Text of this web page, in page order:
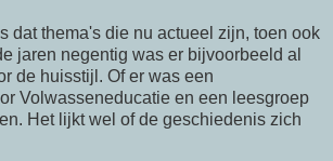
dat thema's die nu actueel zijn, toen ook
jaren negentig was er bijvoorbeeld al
de huisstijl. Of er was een
Volwasseneducatie en een leesgroep
Het lijkt wel of de geschiedenis zich